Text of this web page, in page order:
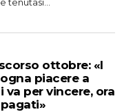
ottobre: «I
piacere a
va per vincere, ora